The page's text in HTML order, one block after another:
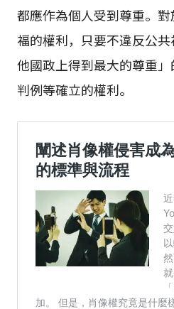
都應作為個人受到尊重。
福的權利，只要不違反公
他國政上得到最大的尊重
判例等確立的權利。